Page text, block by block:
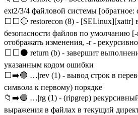
ext2/3/4 файловой системы [обратное:
⬜⬜🔴 restorecon (8) - [SELinux][xattr]
безопасности файлов по умолчанию
отображать изменения, -r -
⬜⬜⚫ return (b) - завершит
указанным кодом ошибки
⬜➡️🔵 …|rev (1) - вывод строк в
символа к первому) порядке
📁➡️🔵 …|rg (1) - (ripgrep) рекурсивный
выражения в файлах в текущий